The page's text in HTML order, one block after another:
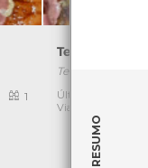
1
Tectura virginea
Tectura virginea
Última observação
Viana
RESUMO